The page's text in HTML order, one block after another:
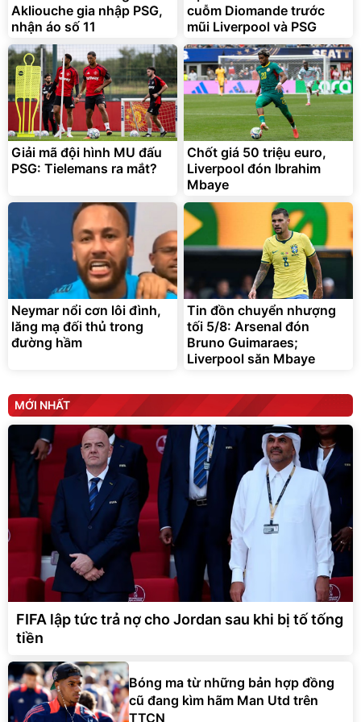
Bạt phủ xe ô tô cao cấp,
tráng nhôm 03 lớp
392.000đ
325.000 đ
Đã bán nhiều
Xe đạp điện trợ lực G-
Force C14 gấp gọn bỏ cốp
tiện lợi
9.900.000 đ
7.092.000đ
Đang xem nhiều
G-FORCE VIETNA
Akliouche gia nhập PSG,
nhận áo số 11
cuỗm Diomande trước
mũi Liverpool và PSG
Giải mã đội hình MU đấu
PSG: Tielemans ra mắt?
Chốt giá 50 triệu euro,
Liverpool đón Ibrahim
Mbaye
Neymar nổi cơn lôi đình,
lăng mạ đối thủ trong
đường hầm
Tin đồn chuyển nhượng
tối 5/8: Arsenal đón
Bruno Guimaraes;
Liverpool săn Mbaye
MỚI NHẤT
FIFA lập tức trả nợ cho Jordan sau khi bị tố tống
tiền
Bóng ma từ những bản hợp đồng
cũ đang kìm hãm Man Utd trên
TTCN